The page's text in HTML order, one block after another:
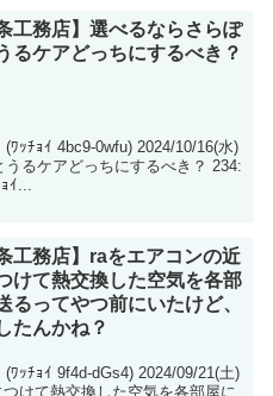
工務店】選べるならさらぽ
るケアどっちにするべき？
0wfu) 2024/10/16(水)
...
工務店】raをエアコンの近
けて熱交換した空気を各部
るってやつ前にいたけど、
たんかね？
dGs4) 2024/09/21(土)